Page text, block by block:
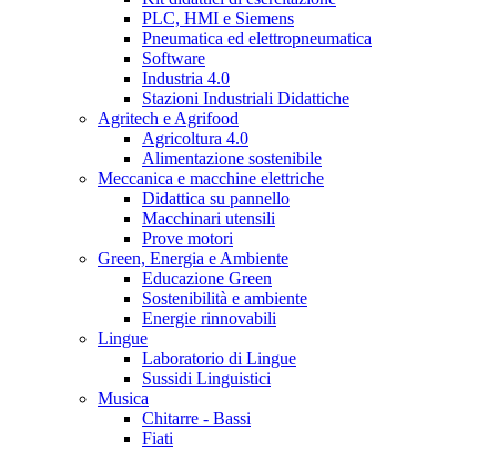
PLC, HMI e Siemens
Pneumatica ed elettropneumatica
Software
Industria 4.0
Stazioni Industriali Didattiche
Agritech e Agrifood
Agricoltura 4.0
Alimentazione sostenibile
Meccanica e macchine elettriche
Didattica su pannello
Macchinari utensili
Prove motori
Green, Energia e Ambiente
Educazione Green
Sostenibilità e ambiente
Energie rinnovabili
Lingue
Laboratorio di Lingue
Sussidi Linguistici
Musica
Chitarre - Bassi
Fiati